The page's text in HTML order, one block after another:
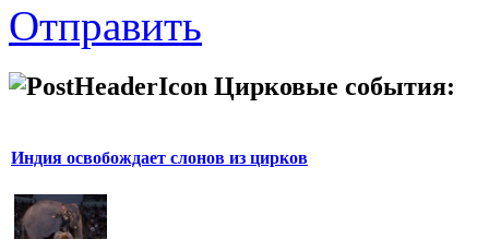
Отправить
Цирковые события:
Индия освобождает слонов из цирков